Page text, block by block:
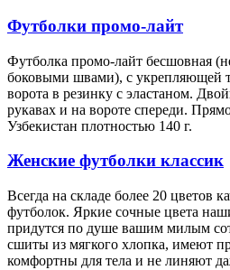
Футболки промо-лайт
Футболка промо-лайт бесшовная
боковыми швами), с укрепляющей
ворота в резинку с эластаном.
рукавах и на вороте спереди.
Узбекистан плотностью 140 г.
Женские футболки классик
Всегда на складе более 20 цветов
футболок. Яркие сочные цвета
придутся по душе вашим милым
сшиты из мягкого хлопка, имеют
комфортны для тела и не линяют